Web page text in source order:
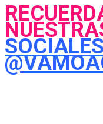
SOCIALES